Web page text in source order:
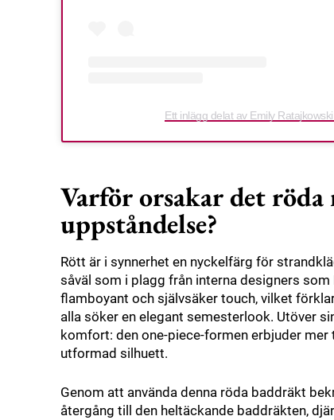
Ett inlägg delat av Emily
Varför orsakar det
uppståndelse?
Rött är i synnerhet en nyckelfärg för
såväl som i plagg från interna designers
flamboyant och självsäker touch, vilket
alla söker en elegant semesterlook. Utöver
komfort: den one-piece-formen erbjuder
utformad silhuett.
Genom att använda denna röda baddräkt
återgång till den heltäckande baddräkten,